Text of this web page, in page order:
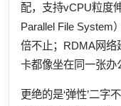
配，支持vCPU粒度
Parallel File System
倍不止；RDMA网络
卡都像坐在同一张办
更绝的是‘弹性’二字